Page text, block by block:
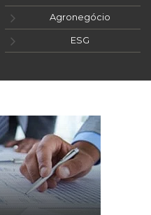
Agronegócio
ESG